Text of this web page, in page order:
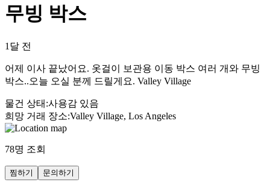
무빙 박스
1달 전
어제 이사 끝났어요. 옷걸이 보관용 이동 박스 여러 개와 무빙
박스..오늘 오실 분께 드릴게요. Valley Village
물건 상태 :사용감 있음
희망 거래 장소:Valley Village, Los Angeles
78명 조회
찜하기 문의하기